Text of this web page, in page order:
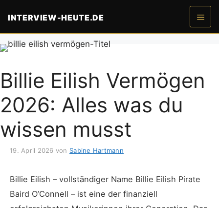
Inhalt
INTERVIEW-HEUTE.DE
Menü
Billie Eilish Vermögen
2026: Alles was du
wissen musst
19. April 2026 von Sabine Hartmann
Billie Eilish – vollständiger Name Billie Eilish Pirate
Baird O’Connell – ist eine der finanziell